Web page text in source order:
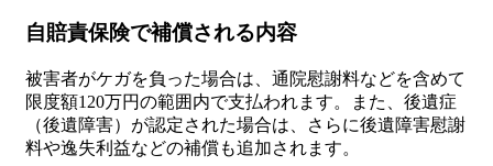
自賠責保険で補償される内容
被害者がケガを負った場合は、通院慰謝料などを含めて
限度額120万円の範囲内で支払われます。また、後遺症
（後遺障害）が認定された場合は、さらに後遺障害慰謝
料や逸失利益などの補償も追加されます。